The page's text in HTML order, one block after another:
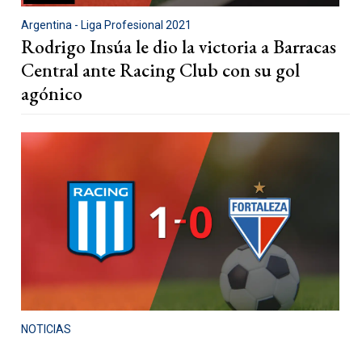
Argentina - Liga Profesional 2021
Rodrigo Insúa le dio la victoria a Barracas
Central ante Racing Club con su gol
agónico
NOTICIAS